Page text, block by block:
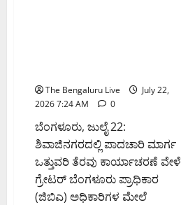
The Bengaluru Live
July 22,
2026 7:24 AM
0
ಬೆಂಗಳೂರು, ಜುಲೈ 22:
ಶಿವಾಜಿನಗರದಲ್ಲಿ ಪಾದಚಾರಿ ಮಾರ್ಗ
ಒತ್ತುವರಿ ತೆರವು ಕಾರ್ಯಾಚರಣೆ ವೇಳೆ
ಗ್ರೇಟರ್ ಬೆಂಗಳೂರು ಪ್ರಾಧಿಕಾರ
(ಜಿಬಿಎ) ಅಧಿಕಾರಿಗಳ ಮೇಲೆ